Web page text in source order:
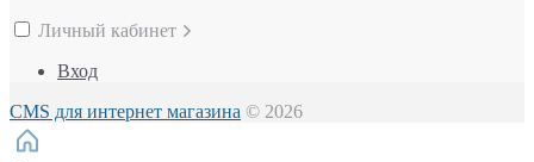
Личный кабинет
Вход
CMS для интернет магазина © 2026